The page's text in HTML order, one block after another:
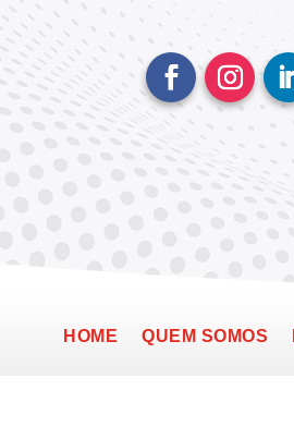
HOME QUEM SOMOS